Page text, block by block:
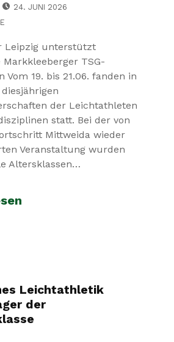
24. JUNI 2026
Leipzig unterstützt
TSG-
Vom 19. bis 21.06. fanden in
der Leichtathleten
statt. Bei der von
Mittweida wieder
Veranstaltung wurden
Altersklassen…
Leichtathletik
der